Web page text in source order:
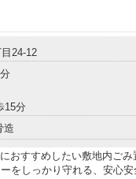
24-12
15分
造
おすすめしたい敷地内ごみ
をしっかり守れる、安心安